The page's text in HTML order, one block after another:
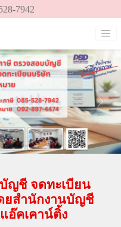
7942
Next
ญชี จดทะเบียน
ยสำนักงานบัญชี
อ๊คเคาน์ติ้ง